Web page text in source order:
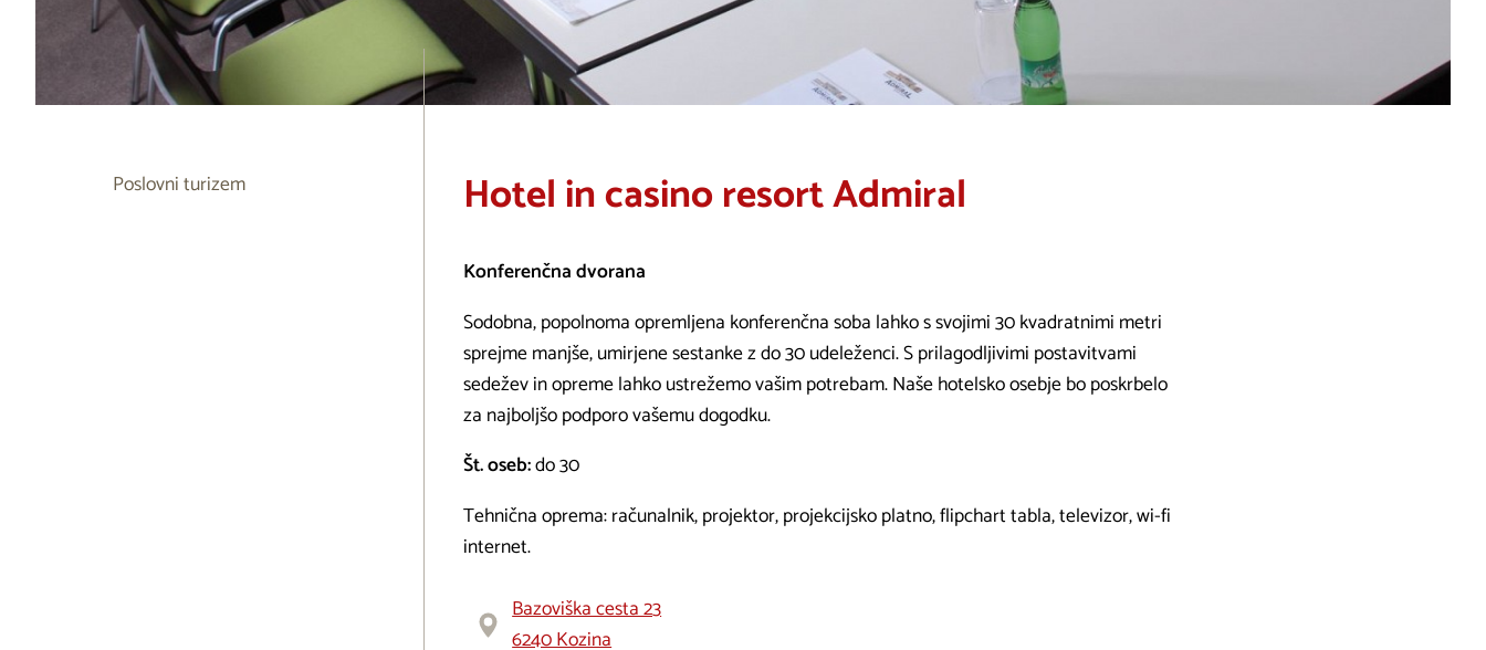
Hotel in casino resort Admiral
Konferenčna dvorana
Sodobna, popolnoma opremljena konferenčna soba lahko s svojimi 30 kvadratnimi metri
sprejme manjše, umirjene sestanke z do 30 udeleženci. S prilagodljivimi postavitvami
sedežev in opreme lahko ustrežemo vašim potrebam. Naše hotelsko osebje bo poskrbelo
za najboljšo podporo vašemu dogodku.
Št. oseb:do 30
Tehnična oprema: računalnik, projektor, projekcijsko platno, flipchart tabla, televizor, wi-fi
internet.
Bazoviška cesta 23
6240 Kozina
Poslovni turizem